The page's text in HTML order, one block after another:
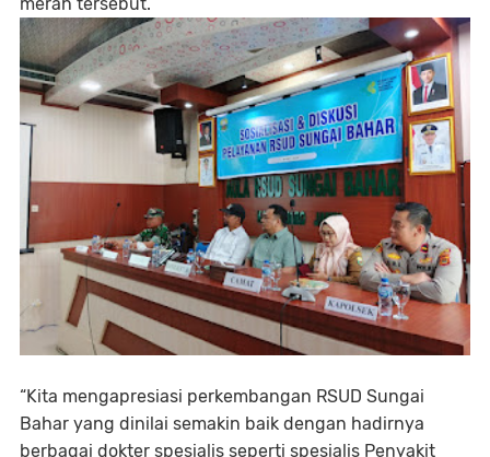
merah tersebut.
“Kita mengapresiasi perkembangan RSUD Sungai
Bahar yang dinilai semakin baik dengan hadirnya
berbagai dokter spesialis seperti spesialis Penyakit